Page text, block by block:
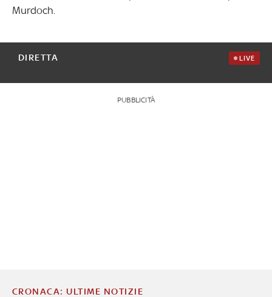
Murdoch.
DIRETTA LIVE
PUBBLICITÀ
CRONACA: ULTIME NOTIZIE